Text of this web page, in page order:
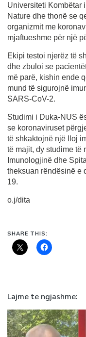
Universiteti Kombëtar
Nature dhe thonë se
organizmit me
mjaftueshme për një
Ekipi testoi njerëz të
dhe zbuloi se
më parë, kishin ende
mund të sigurojnë
SARS-CoV-2.
Studimi i Duka-NUS
se koronaviruset
të shkaktojnë një lloj
të majit, dy studime të
Imunologjinë dhe
theksuan rëndësinë e
19.
o.j/dita
SHARE THIS:
Lajme te ngjashme